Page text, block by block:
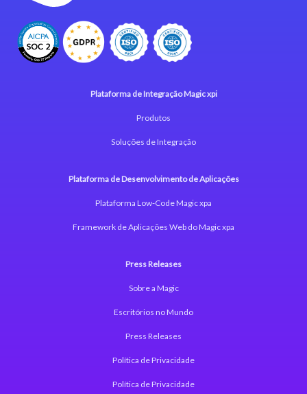
Plataforma de Integração Magic xpi
Produtos
Soluções de Integração
Plataforma de Desenvolvimento de Aplicações
Plataforma Low-Code Magic xpa
Framework de Aplicações Web do Magic xpa
Press Releases
Sobre a Magic
Escritórios no Mundo
Press Releases
Política de Privacidade
Política de Privacidade